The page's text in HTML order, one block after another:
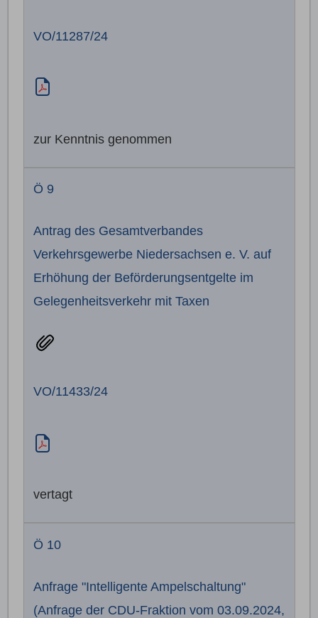
VO/11287/24
zur Kenntnis genommen
Ö 9
Antrag des Gesamtverbandes
Verkehrsgewerbe Niedersachsen e. V. auf
Erhöhung der Beförderungsentgelte im
Gelegenheitsverkehr mit Taxen
VO/11433/24
vertagt
Ö 10
Anfrage "Intelligente Ampelschaltung"
(Anfrage der CDU-Fraktion vom 03.09.2024,